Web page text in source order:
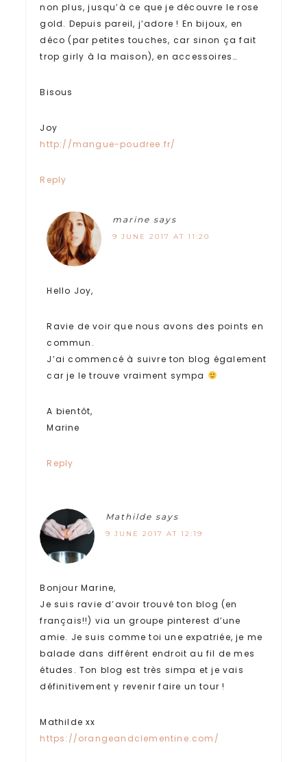
non plus, jusqu’à ce que je découvre le rose
gold. Depuis pareil, j’adore ! En bijoux, en
déco (par petites touches, car sinon ça fait
trop girly à la maison), en accessoires…
Bisous
Joy
http://mangue-poudree.fr/
Reply
marine says
9 JUNE 2017 AT 11:20
Hello Joy,
Ravie de voir que nous avons des points en
commun.
J’ai commencé à suivre ton blog également
car je le trouve vraiment sympa
A bientôt,
Marine
Reply
Mathilde says
9 JUNE 2017 AT 12:19
Bonjour Marine,
Je suis ravie d’avoir trouvé ton blog (en
français!!) via un groupe pinterest d’une
amie. Je suis comme toi une expatriée, je me
balade dans différent endroit au fil de mes
études. Ton blog est très simpa et je vais
définitivement y revenir faire un tour !
Mathilde xx
https://orangeandclementine.com/